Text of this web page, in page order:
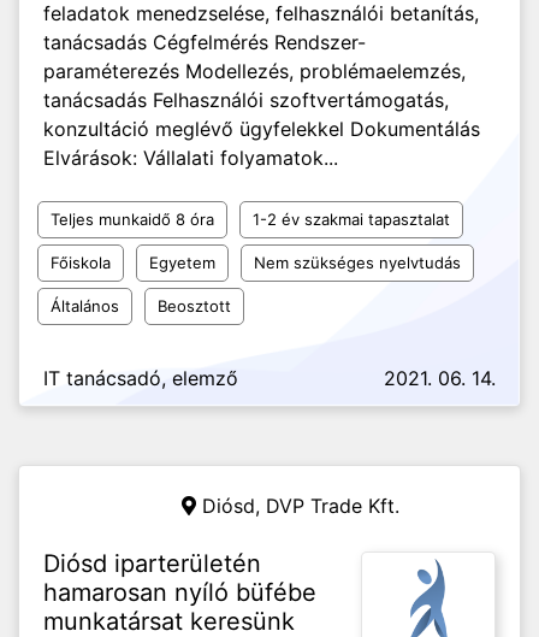
feladatok menedzselése, felhasználói betanítás,
tanácsadás Cégfelmérés Rendszer-
paraméterezés Modellezés, problémaelemzés,
tanácsadás Felhasználói szoftvertámogatás,
konzultáció meglévő ügyfelekkel Dokumentálás
Elvárások: Vállalati folyamatok...
Teljes munkaidő 8 óra 1-2 év szakmai tapasztalat
Főiskola Egyetem Nem szükséges nyelvtudás
Általános Beosztott
IT tanácsadó, elemző 2021. 06. 14.
Diósd, DVP Trade Kft.
Diósd iparterületén
hamarosan nyíló büfébe
munkatársat keresünk